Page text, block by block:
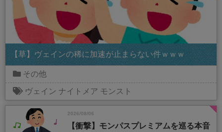
【草】ヴェインの稀に加速が止まらない件ｗｗｗ
その他
ヴェイン ナイトメア モンスト
2026/08/06
【衝撃】モンパスプレミアムを巡る本音